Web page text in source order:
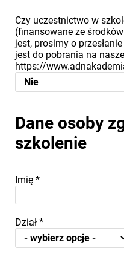
Czy uczestnictwo w
(finansowane ze
jest, prosimy o
jest do pobrania na
https://
Dane osoby
szkolenie
Imię *
Dział *